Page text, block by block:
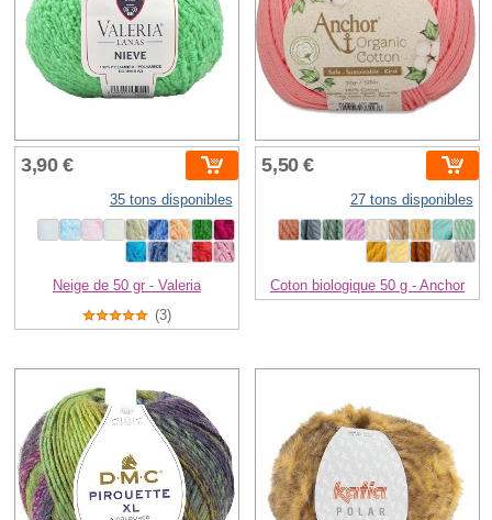
3,90 €
35 tons disponibles
Neige de 50 gr - Valeria
(3)
5,50 €
27 tons disponibles
Coton biologique 50 g - Anchor